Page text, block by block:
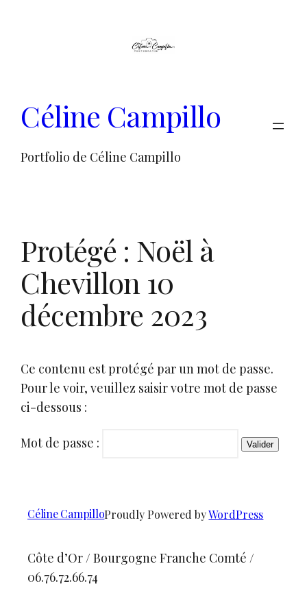
Céline Campillo
Portfolio de Céline Campillo
Protégé : Noël à
Chevillon 10
décembre 2023
Ce contenu est protégé par un mot de passe.
Pour le voir, veuillez saisir votre mot de passe
ci-dessous :
Mot de passe :
Céline CampilloProudly Powered byWordPress
Côte d’Or / Bourgogne Franche Comté /
06.76.72.66.74